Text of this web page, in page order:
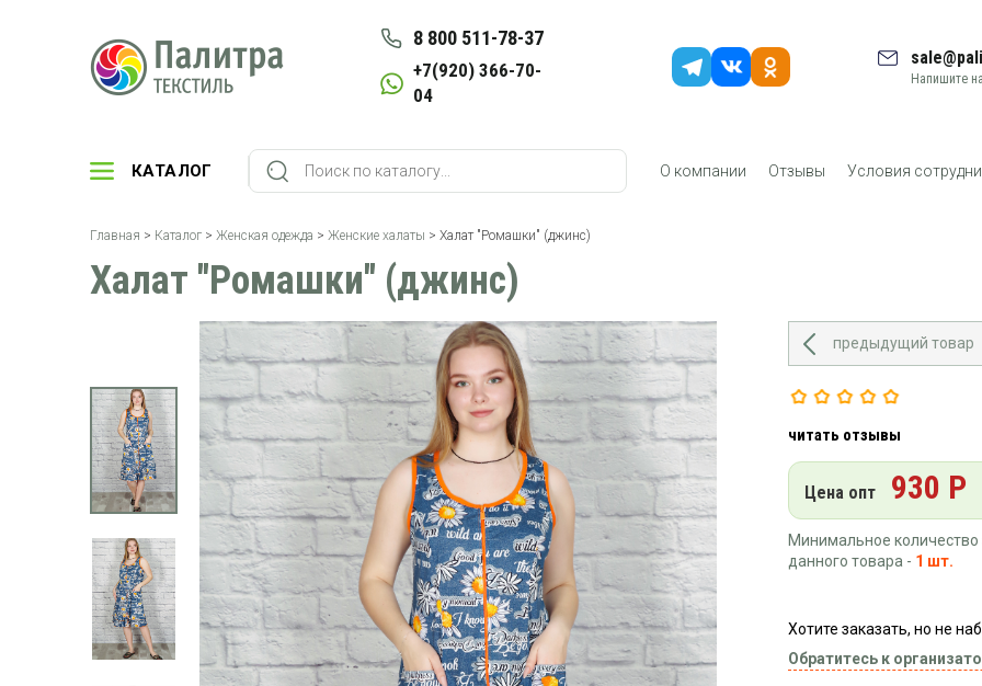
8 800 511-78-37
+7(920) 366-70-
04
Напишите
КАТАЛОГ О компании Отзывы Условия
Главная > Каталог > Женская одежда > Женские халаты > Халат "Ромашки" (джинс)
Халат "Ромашки" (джинс)
предыдущий товар
читать отзывы
Цена опт 930 Р
Минимальное количество
данного товара - 1 шт.
Хотите заказать, но не
Обратитесь к